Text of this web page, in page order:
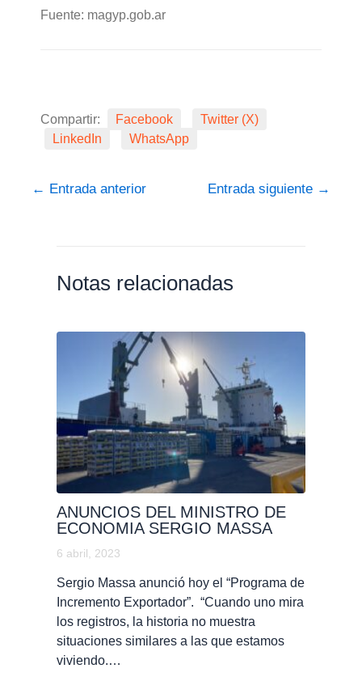
Fuente: magyp.gob.ar
Compartir: Facebook
Twitter (X)
LinkedIn
WhatsApp
← Entrada anterior Entrada siguiente →
Notas relacionadas
ANUNCIOS DEL MINISTRO DE
ECONOMIA SERGIO MASSA
6 abril, 2023
Sergio Massa anunció hoy el “Programa de
Incremento Exportador”. “Cuando uno mira
los registros, la historia no muestra
situaciones similares a las que estamos
viviendo.…